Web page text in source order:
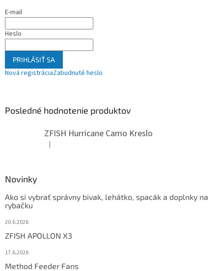
E-mail
Heslo
PRIHLÁSIŤ SA
Nová registráciaZabudnuté heslo
Posledné hodnotenie produktov
ZFISH Hurricane Camo Kreslo
Hodnotenie produktu je 5 z 5 hviezdičiek.
|
Novinky
Ako si vybrať správny bivak, lehátko, spacák a doplnky na
rybačku
20.6.2026
ZFISH APOLLON X3
17.6.2026
Method Feeder Fans